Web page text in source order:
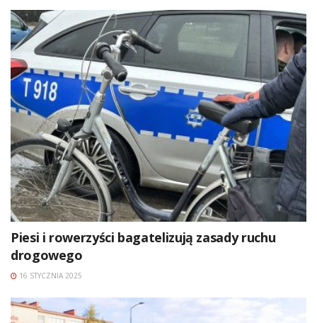
Piesi i rowerzyści bagatelizują zasady ruchu
drogowego
16 STYCZNIA 2025